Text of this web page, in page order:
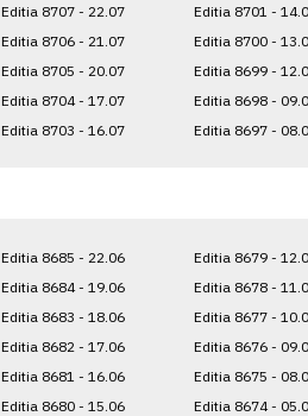
Editia 8707 - 22.07
Editia 8706 - 21.07
Editia 8705 - 20.07
Editia 8704 - 17.07
Editia 8703 - 16.07
Editia 8701 -
Editia 8700 -
Editia 8699 -
Editia 8698 -
Editia 8697 -
Editia 8685 - 22.06
Editia 8684 - 19.06
Editia 8683 - 18.06
Editia 8682 - 17.06
Editia 8681 - 16.06
Editia 8680 - 15.06
Editia 8679 -
Editia 8678 -
Editia 8677 -
Editia 8676 -
Editia 8675 -
Editia 8674 -